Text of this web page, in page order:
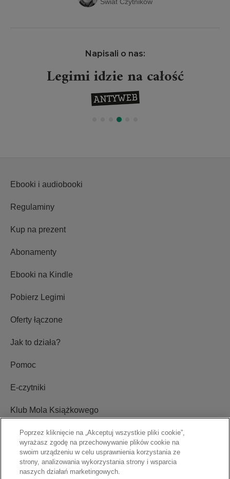
Napisali o nas:
Projekt Legimi wielkim
wydarzeniem
Ustawienia plików cookie
Blog
Poprzez kliknięcie na „Akceptuj wszystkie pliki cookie”,
wyrażasz zgodę na przechowywanie plików cookie na
swoim urządzeniu w celu usprawnienia korzystania ze
strony, analizowania wykorzystania strony i wsparcia
naszych działań marketingowych.